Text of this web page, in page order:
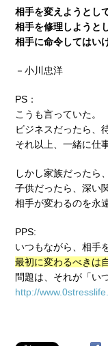
相手を変えようとし
相手を修理しようと
相手に命令してはい
－小川忠洋
PS：
こうも言っていた。
ビジネスだったら、
それ以上、一緒に仕
しかし家族だったら
子供だったら、深い
相手が変わるのを永
PPS:
いつもながら、相手
最初に変わるべきは
問題は、それが「い
http://